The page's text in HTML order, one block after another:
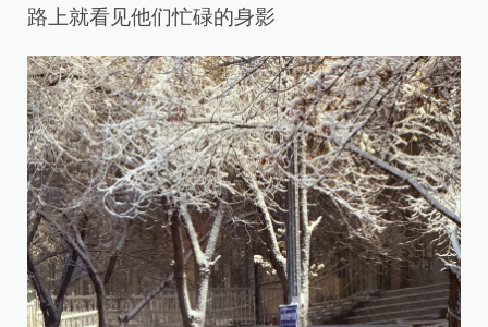
路上就看见他们忙碌的身影